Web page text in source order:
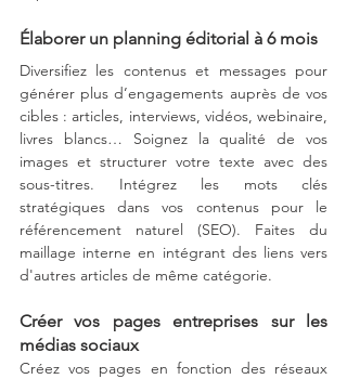
Élaborer un planning éditorial à 6 mois
Diversifiez les contenus et messages pour
générer plus d’engagements auprès de vos
cibles : articles, interviews, vidéos, webinaire,
livres blancs… Soignez la qualité de vos
images et structurer votre texte avec des
sous-titres. Intégrez les mots clés
stratégiques dans vos contenus pour le
référencement naturel (SEO). Faites du
maillage interne en intégrant des liens vers
d'autres articles de même catégorie.
Créer vos pages entreprises sur les
médias sociaux
Créez vos pages en fonction des réseaux